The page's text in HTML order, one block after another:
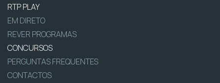
RTP PLAY
EM DIRETO
REVER PROGRAMAS
CONCURSOS
PERGUNTAS FREQUENTES
CONTACTOS